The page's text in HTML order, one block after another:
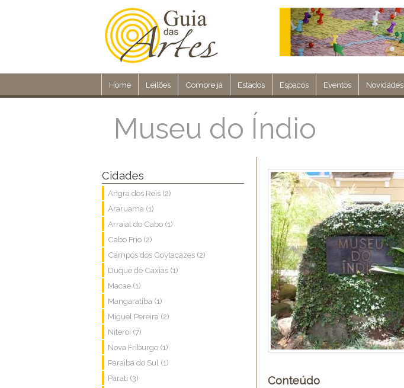
Home Leilões Compre já Estados Espacos Eventos Novidades
Museu do Índio
Cidades
Angra dos Reis (2)
Araruama (1)
Arraial do Cabo (1)
Cabo Frio (2)
Campos dos Goytacazes (2)
Duque de Caxias (1)
Macae (1)
Mangaratiba (1)
Miguel Pereira (2)
Niteroi (7)
Nova Friburgo (1)
Paraiba do Sul (1)
Parati (3)
Conteúdo